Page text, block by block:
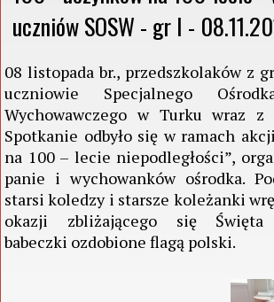
uczniów SOSW - gr I -
08 listopada br., przedszkolaków z
uczniowie Specjalnego
Wychowawczego w Turku wraz z
Spotkanie odbyło się w ramach
na 100 – lecie niepodległości”,
panie i wychowanków ośrodka.
starsi koledzy i starsze koleżanki
okazji zbliżającego się Święta
babeczki ozdobione flagą polski.